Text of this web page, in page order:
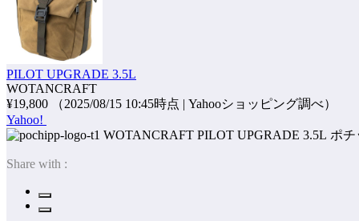
PILOT UPGRADE 3.5L
WOTANCRAFT
¥19,800
（2025/08/15 10:45時点 | Yahooショッピング調べ）
Yahoo!
ポチ
Share with :